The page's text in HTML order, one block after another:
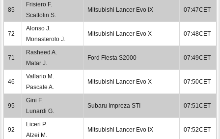
85
Frisiero F.
Scattolin S.
Mitsubishi Lancer Evo IX 07:47CET
72
Alonso J.
Monasterolo J.
Mitsubishi Lancer Evo X 07:48CET
71
Rasheed A.
Matar J.
Ford Fiesta S2000 07:49CET
46
Vallario M.
Pascale A.
Mitsubishi Lancer Evo X 07:50CET
95
Gini F.
Lunardi G.
Subaru Impreza STI 07:51CET
92
Liceri P.
Atzei M.
Mitsubishi Lancer Evo IX 07:52CET